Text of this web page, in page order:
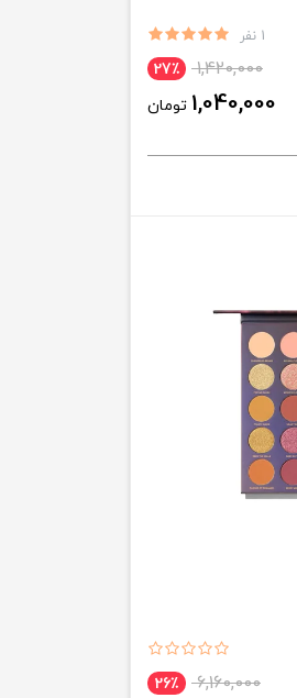
1 نفر
1,420,000 27٪
1,040,000 تومان
6,160,000 26٪